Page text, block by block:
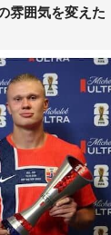
雰囲気を変えた